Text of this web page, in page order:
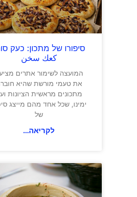
סיפורו של מתכון: כעק
كعك سخن
המועצה לשימור אתרים
את טעמי מורשת שהיא
מתכונים מראשית הציונות
ימינו, שכל אחד מהם מייצג
של
לקריאה...